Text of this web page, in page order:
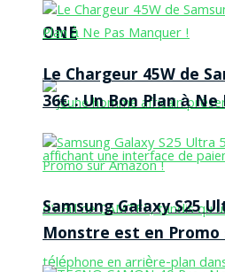
ONE
Le Chargeur 45W de
36€ : Un Bon Plan à
Samsung Galaxy S25
Monstre est en Promo